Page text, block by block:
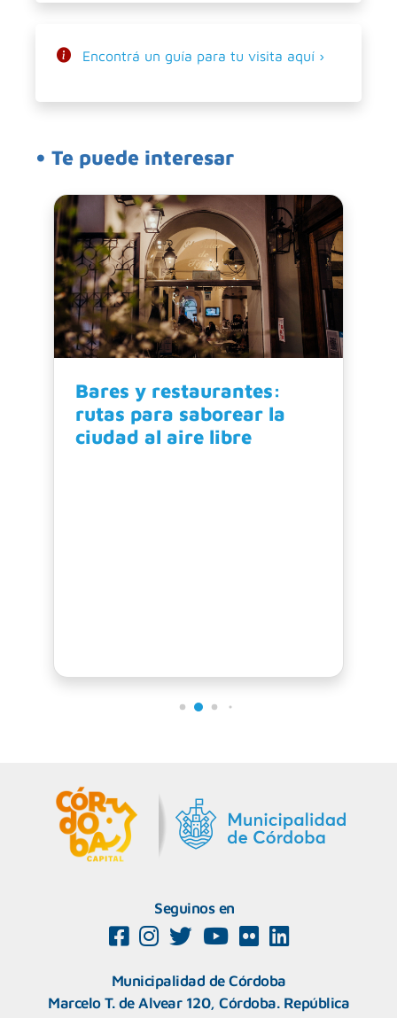
Encontrá un guía para tu visita aquí ›
• Te puede interesar
Bares y restaurantes:
rutas para saborear la
ciudad al aire libre
Seguinos en
Municipalidad de Córdoba
Marcelo T. de Alvear 120, Córdoba. República